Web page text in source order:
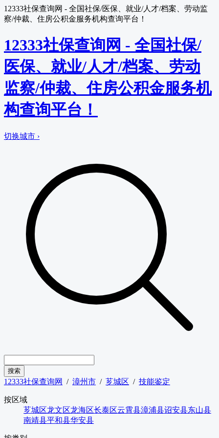
12333社保查询网 - 全国社保/医保、就业/人才/档案、劳动监
察/仲裁、住房公积金服务机构查询平台！
12333社保查询网 - 全国社保/
医保、就业/人才/档案、劳动
监察/仲裁、住房公积金服务机
构查询平台！
切换城市 ›
12333社保查询网 / 漳州市 / 芗城区 / 技能鉴定
按区域
芗城区龙文区龙海区长泰区云霄县漳浦县诏安县东山县
南靖县平和县华安县